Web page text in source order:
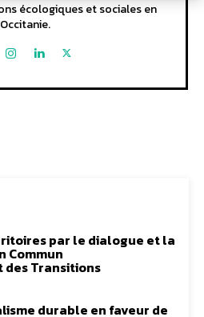
écologiques et sociales en
Occitanie.
par le dialogue et la
Commun
des Transitions
durable en faveur de